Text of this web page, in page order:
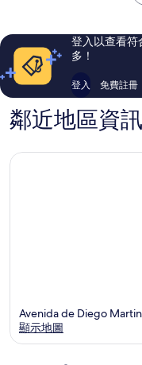
評
論
登入以查看符
多！
登入 免費註冊
鄰近地區資訊
Avenida de Diego
顯示地圖